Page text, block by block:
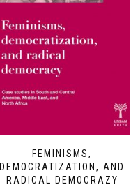
FEMINISMS,
DEMOCRATIZATION, AND
RADICAL DEMOCRAZY